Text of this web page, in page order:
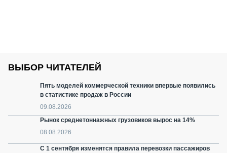
ВЫБОР ЧИТАТЕЛЕЙ
Пять моделей коммерческой техники впервые появились
в статистике продаж в России
09.08.2026
Рынок среднетоннажных грузовиков вырос на 14%
08.08.2026
С 1 сентября изменятся правила перевозки пассажиров